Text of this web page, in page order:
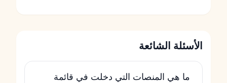
الأسئلة الشائعة
ما هي المنصات التي دخلت في قائمة